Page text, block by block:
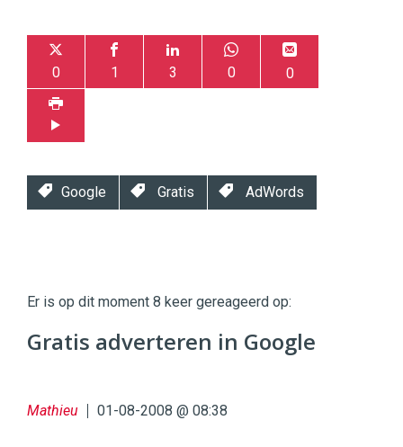
0 1 3 0 0
Google Gratis AdWords
|
Digital
Commerce https://twinklemagazine.nl
Er is op dit moment 8 keer gereageerd op:
Gratis adverteren in Google
Mathieu 01-08-2008 @ 08:38